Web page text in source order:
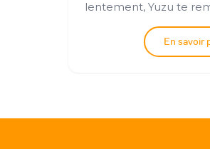
lentement, Yuzu te
En savoir